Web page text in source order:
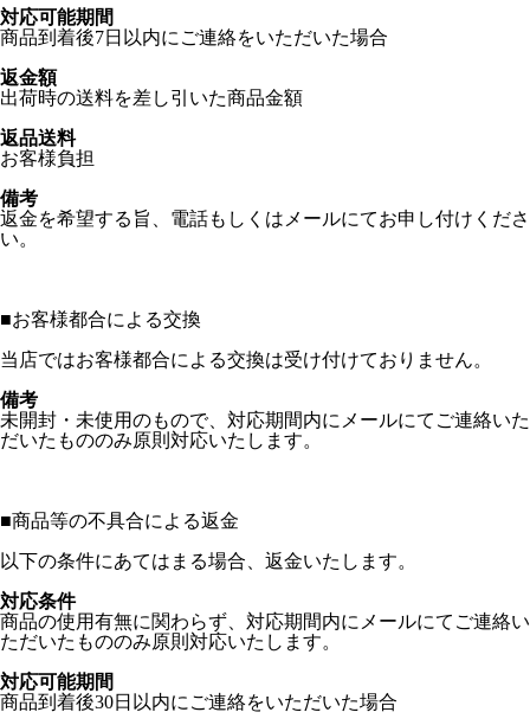
対応可能期間
商品到着後7日以内にご連絡をいただいた場合
返金額
出荷時の送料を差し引いた商品金額
返品送料
お客様負担
備考
返金を希望する旨、電話もしくはメールにてお申し付けくださ
い。
■お客様都合による交換
当店ではお客様都合による交換は受け付けておりません。
備考
未開封・未使用のもので、対応期間内にメールにてご連絡いた
だいたもののみ原則対応いたします。
■商品等の不具合による返金
以下の条件にあてはまる場合、返金いたします。
対応条件
商品の使用有無に関わらず、対応期間内にメールにてご連絡い
ただいたもののみ原則対応いたします。
対応可能期間
商品到着後30日以内にご連絡をいただいた場合